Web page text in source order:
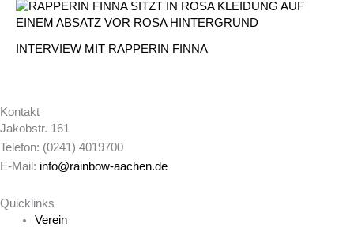
INTERVIEW MIT RAPPERIN FINNA
Kontakt
Jakobstr. 161
Telefon: (0241) 4019700
E-Mail: info@rainbow-aachen.de
Quicklinks
Verein